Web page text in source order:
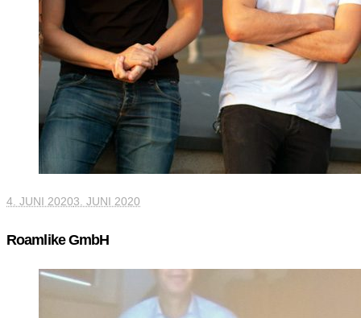
4. JUNI 20203. JUNI 2020
Roamlike GmbH